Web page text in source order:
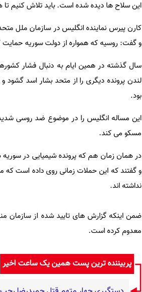
این سلاح ها دیده شده است. باید تلاش کنیم تا
کارن پیرس نماینده انگلیس در سازمان ملل
و گفت: روسیه که همواره از دولت سوریه حمایت
سال گذشته در همین ایام به دنبال فشار
لندن پرونده دیگری را از متحد بشار اسد
بود.
این مساله انگلیس را در موضوع ضد روسی
مسکو می کند.
در همان زمان هم که پرونده شیمیایی در سوریه
و گفتند که این حملات زمانی روی داده است که
نداشته اند.
ضمن اینکه گزارش های تایید شده از سازمان
معدوم کرده است.
پربیننده ترین پست همین یک ساعت اخیر